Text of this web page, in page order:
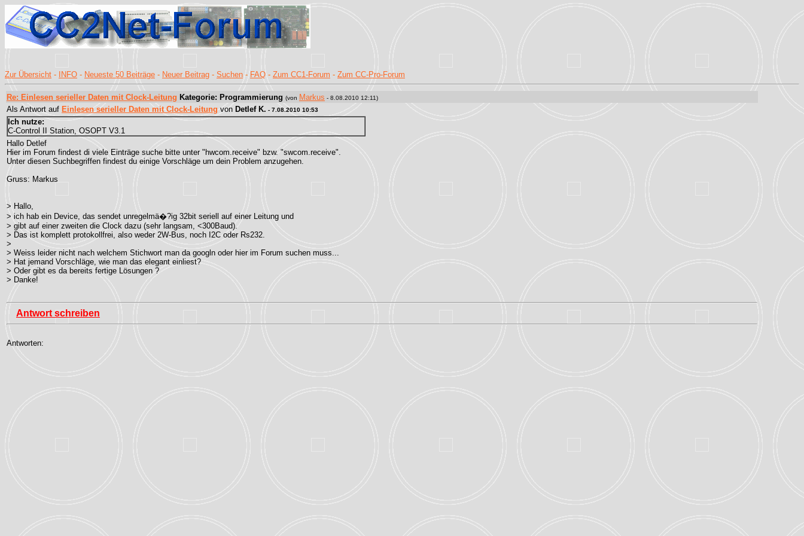
Zur Übersicht - INFO - Neueste 50 Beiträge - Neuer Beitrag - Suchen - FAQ - Zum CC1-Forum - Zum CC-Pro-Forum
Re: Einlesen serieller Daten mit Clock-Leitung Kategorie: Programmierung (von Markus - 8.08.2010 12:11)
Als Antwort auf Einlesen serieller Daten mit Clock-Leitung von Detlef K. - 7.08.2010 10:53
Ich nutze:
C-Control II Station, OSOPT V3.1
Hallo Detlef
Hier im Forum findest di viele Einträge suche bitte unter "hwcom.receive" bzw. "swcom.receive".
Unter diesen Suchbegriffen findest du einige Vorschläge um dein Problem anzugehen.
Gruss: Markus
> Hallo,
> ich hab ein Device, das sendet unregelmä�?ig 32bit seriell auf einer Leitung und
> gibt auf einer zweiten die Clock dazu (sehr langsam, <300Baud).
> Das ist komplett protokollfrei, also weder 2W-Bus, noch I2C oder Rs232.
>
> Weiss leider nicht nach welchem Stichwort man da googln oder hier im Forum suchen muss...
> Hat jemand Vorschläge, wie man das elegant einliest?
> Oder gibt es da bereits fertige Lösungen ?
> Danke!
Antwort schreiben
Antworten: